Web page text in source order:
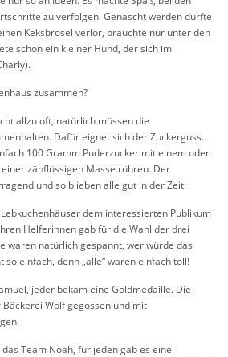
zu verfolgen. Genascht werden durfte
Keksbrösel verlor, brauchte nur unter den
schon ein kleiner Hund, der sich im
zusammen?
allzu oft, natürlich müssen die
Dafür eignet sich der Zuckerguss.
100 Gramm Puderzucker mit einem oder
zähflüssigen Masse rühren. Der
und so blieben alle gut in der Zeit.
dem interessierten Publikum
Helferinnen gab für die Wahl der drei
waren natürlich gespannt, wer würde das
so einfach, denn „alle“ waren einfach toll!
jeder bekam eine Goldmedaille. Die
Wolf gegossen und mit
Team Noah, für jeden gab es eine